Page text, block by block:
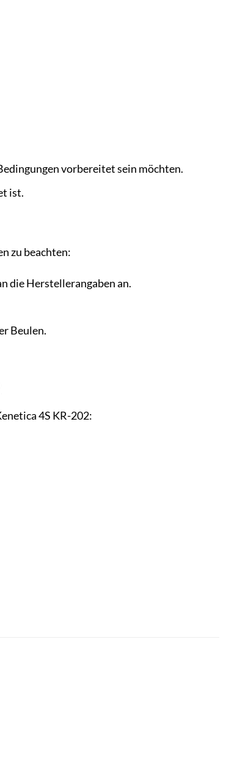
vorbereitet sein möchten.
ist.
zu beachten:
die Herstellerangaben an.
Beulen.
4S KR-202: